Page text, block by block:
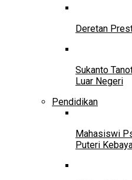
Deretan
Sukanto
Luar Negeri
Pendidikan
Mahasiswi
Puteri